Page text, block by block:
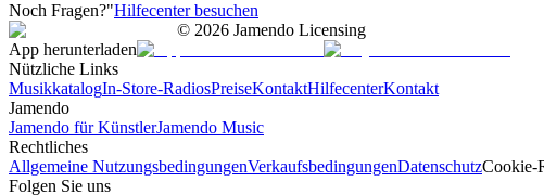
Noch Fragen?"Hilfecenter besuchen
© 2026 Jamendo Licensing
App herunterladen
Nützliche Links
MusikkatalogIn-Store-RadiosPreiseKontaktHilfecenterKontakt
Jamendo
Jamendo für KünstlerJamendo Music
Rechtliches
Allgemeine NutzungsbedingungenVerkaufsbedingungenDatenschutzCookie-
Folgen Sie uns